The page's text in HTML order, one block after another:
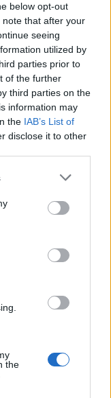
below opt-out
that after your
seeing
utilized by
parties prior to
of the further
third parties on the
information may
the IAB’s List of
disclose it to other
the